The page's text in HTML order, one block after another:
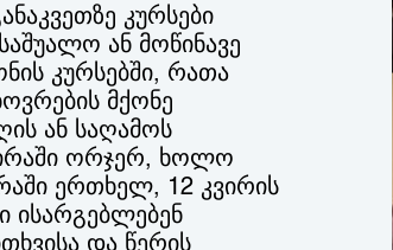
კურსები
ან მოწინავე
კურსებში, რათა
მქონე
ან საღამოს
ორჯერ, ხოლო
ერთხელ, 12 კვირის
ისარგებლებენ
და წერის